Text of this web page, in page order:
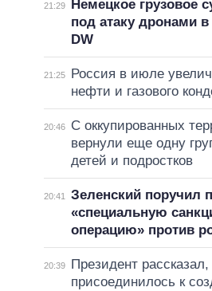
21:29
Немецкое грузовое
под атаку дронами
DW
21:25
Россия в июле
нефти и газового
20:46
С оккупированных
вернули еще одну
детей и подростков
20:41
Зеленский поручил
«специальную
операцию» против
20:39
Президент
присоединилось к